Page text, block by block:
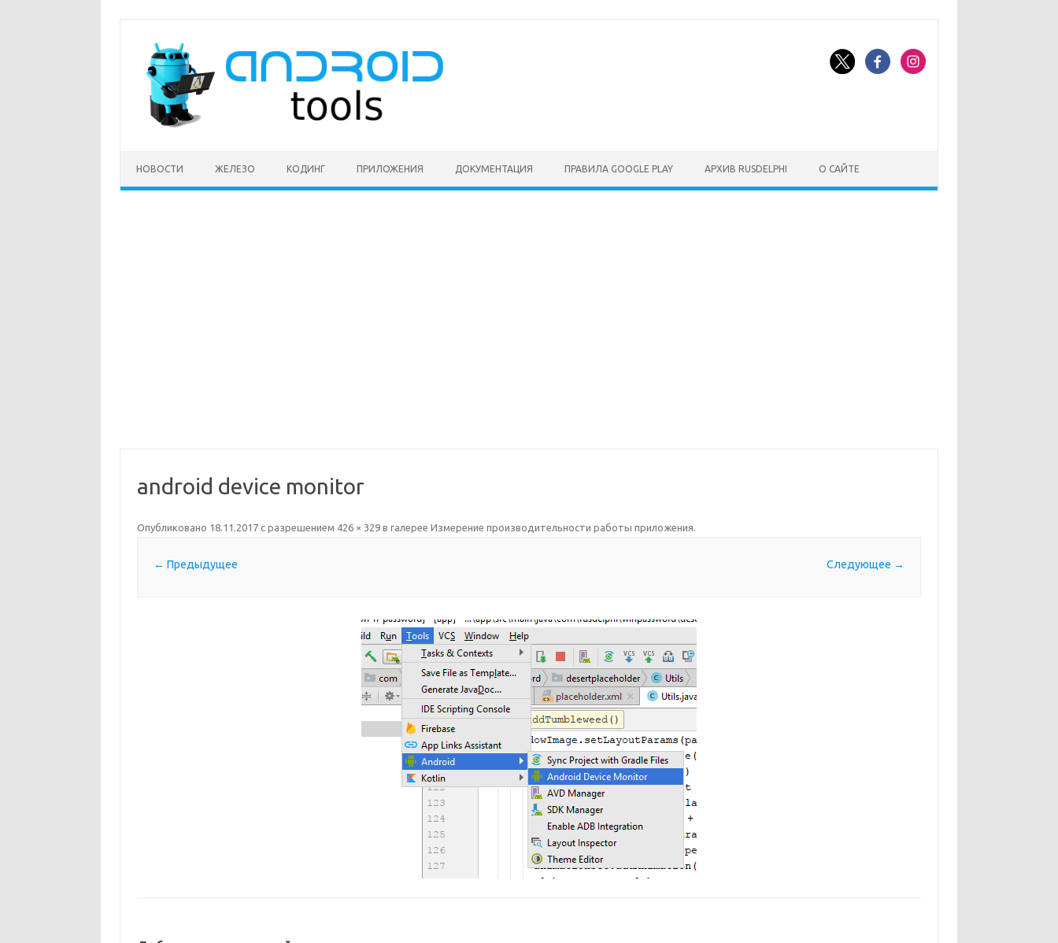
содержимому
НОВОСТИ ЖЕЛЕЗО КОДИНГ ПРИЛОЖЕНИЯ ДОКУМЕНТАЦИЯ ПРАВИЛА GOOGLE PLAY АРХИВ RUSDELPHI О САЙТЕ
android device monitor
Опубликовано 18.11.2017с разрешением 426 × 329в галерее Измерение производительности работы приложения.
← Предыдущее Следующее →